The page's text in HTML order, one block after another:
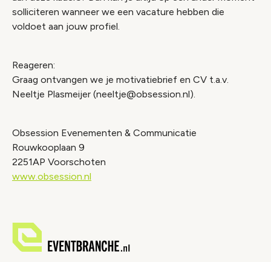
solliciteren wanneer we een vacature hebben die
voldoet aan jouw profiel.
Reageren:
Graag ontvangen we je motivatiebrief en CV t.a.v.
Neeltje Plasmeijer (neeltje@obsession.nl).
Obsession Evenementen & Communicatie
Rouwkooplaan 9
2251AP Voorschoten
www.obsession.nl